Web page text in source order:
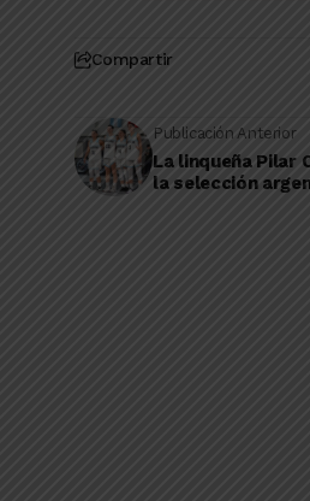
Compartir
Publicación Anterior
La linqueña Pilar
la selección